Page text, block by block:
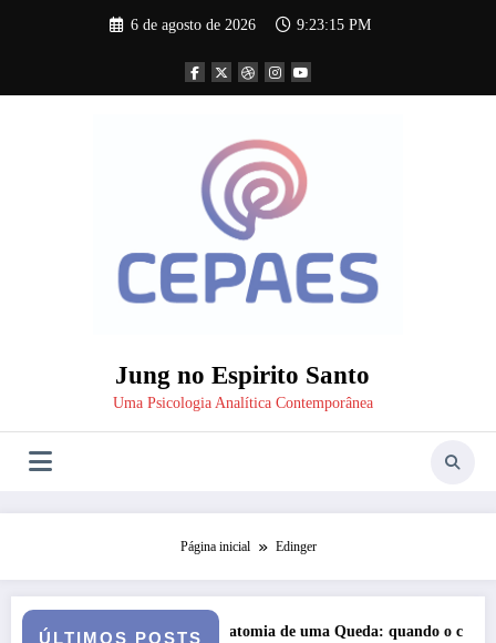
6 de agosto de 2026 9:23:16 PM
Jung no Espirito Santo
Uma Psicologia Analítica Contemporânea
Página inicial Edinger
ÚLTIMOS POSTS
Anatomia de uma Queda: quando o casamento vai a